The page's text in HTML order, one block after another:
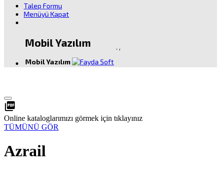
Talep Formu
Menüyü Kapat
Mobil Yazılım
Mobil Yazılım
. ,
picture_as_pdf
Online kataloglarımızı görmek için tıklayınız
TÜMÜNÜ GÖR
Azrail